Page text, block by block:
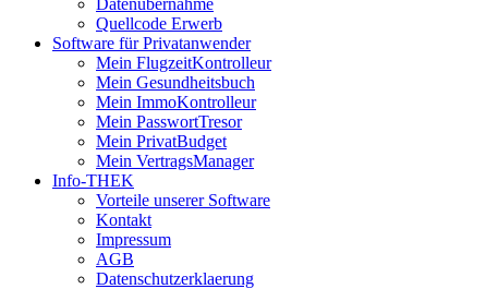
Quellcode Erwerb
Software für Privatanwender
Mein FlugzeitKontrolleur
Mein Gesundheitsbuch
Mein ImmoKontrolleur
Mein PasswortTresor
Mein PrivatBudget
Mein VertragsManager
Info-THEK
Vorteile unserer Software
Kontakt
Impressum
AGB
Datenschutzerklaerung